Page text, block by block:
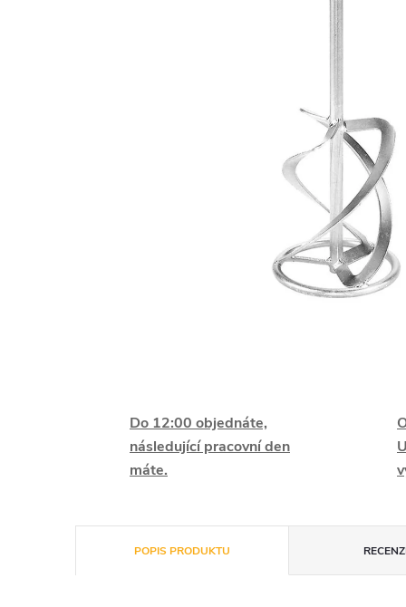
Do 12:00 objednáte,
následující pracovní den
máte.
POPIS PRODUKTU